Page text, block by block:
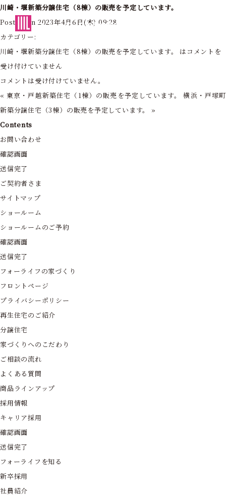
フォーライフ株式会社
川崎・堰新築分譲住宅（8棟）の販売を予定しています。
Posted on 2023年4月6日(木) 09:28
カテゴリー:
川崎・堰新築分譲住宅（8棟）の販売を予定しています。 は コメントを
受け付けていません
コメントは受け付けていません。
« 東京・戸越新築住宅（1棟）の販売を予定しています。
横浜・戸塚町
新築分譲住宅（3棟）の販売を予定しています。
»
Contents
お問い合わせ
確認画面
送信完了
ご契約者さま
サイトマップ
ショールーム
ショールームのご予約
確認画面
送信完了
フォーライフの家づくり
フロントページ
プライバシーポリシー
再生住宅のご紹介
分譲住宅
家づくりへのこだわり
ご相談の流れ
よくある質問
商品ラインアップ
採用情報
キャリア採用
確認画面
送信完了
フォーライフを知る
新卒採用
社員紹介